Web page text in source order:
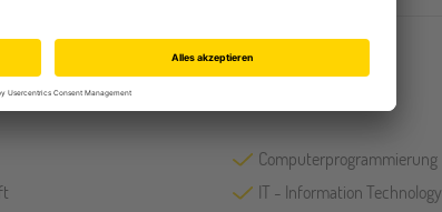
Fächer
Computerprogrammierung
IT - Information Technology